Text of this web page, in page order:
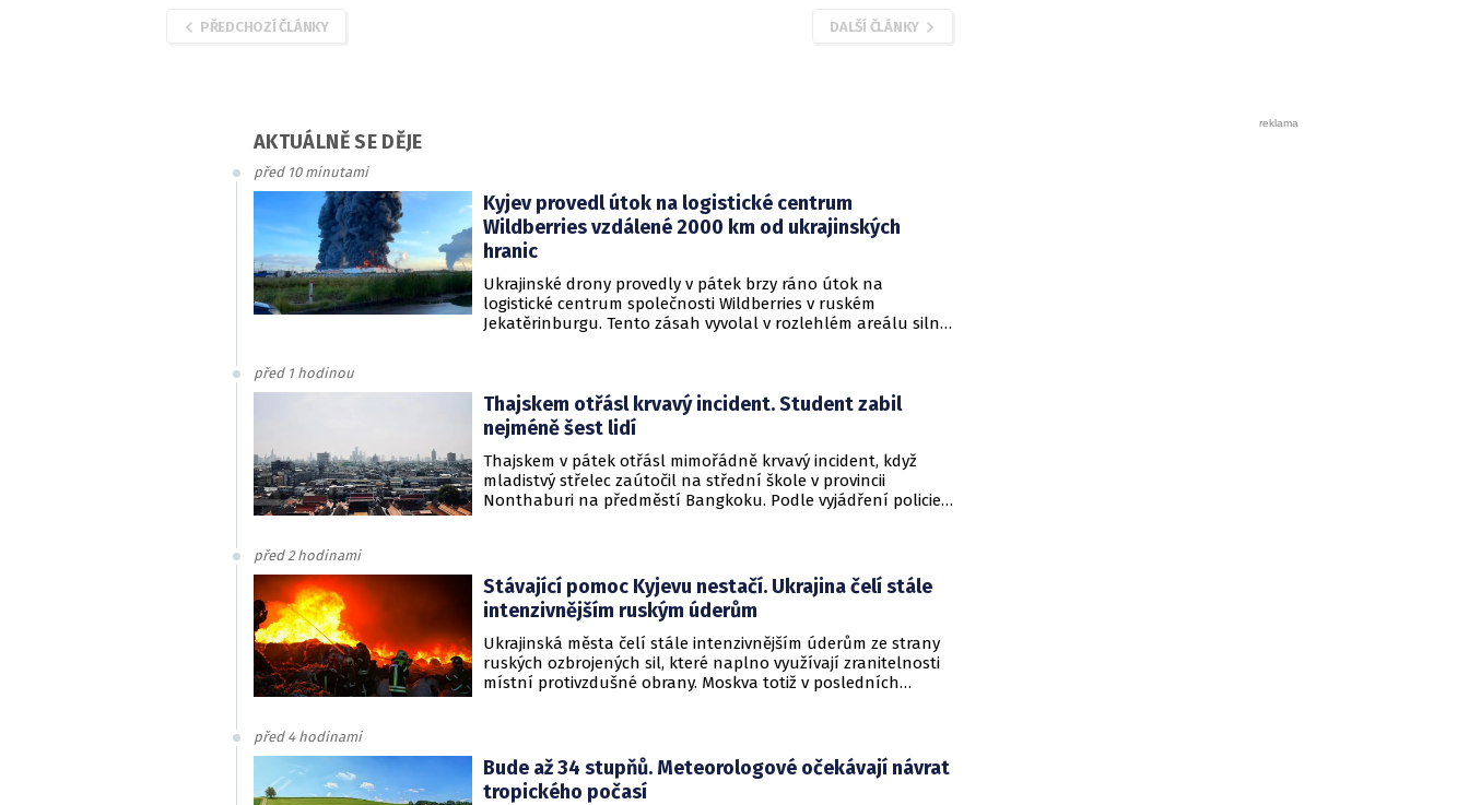
PŘEDCHOZÍ ČLÁNKY DALŠÍ ČLÁNKY
AKTUÁLNĚ SE DĚJE
před 10 minutami
Kyjev provedl útok na logistické centrum
Wildberries vzdálené 2000 km od ukrajinských
hranic
Ukrajinské drony provedly v pátek brzy ráno útok na
logistické centrum společnosti Wildberries v ruském
Jekatěrinburgu. Tento zásah vyvolal v rozlehlém areálu silný
RWB, který řídí veškeré logistické operace.
před 1 hodinou
Thajskem otřásl krvavý incident. Student zabil
nejméně šest lidí
Thajskem v pátek otřásl mimořádně krvavý incident, když
mladistvý střelec zaútočil na střední škole v provincii
Nonthaburi na předměstí Bangkoku. Podle vyjádření policie
před 2 hodinami
Stávající pomoc Kyjevu nestačí. Ukrajina čelí stále
intenzivnějším ruským úderům
Ukrajinská města čelí stále intenzivnějším úderům ze strany
ruských ozbrojených sil, které naplno využívají zranitelnosti
místní protivzdušné obrany. Moskva totiž v posledních
obyvatelstvu dává jen pramalou šanci se včas ukrýt.
před 4 hodinami
Bude až 34 stupňů. Meteorologové očekávají návrat
tropického počasí